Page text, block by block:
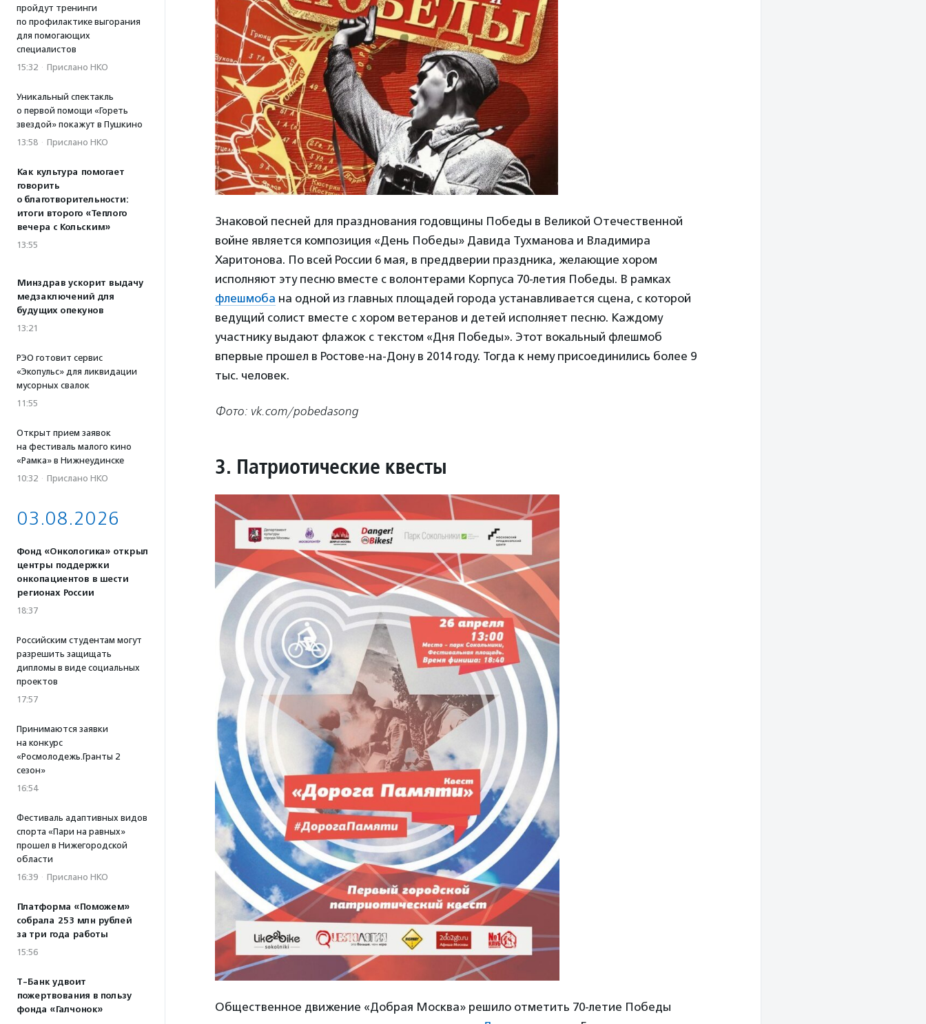
пройдут тренинги
по профилактике выгорания
для помогающих
специалистов
15:32 · Прислано НКО
Уникальный спектакль
о первой помощи «Гореть
звездой» покажут в Пушкино
13:58 · Прислано НКО
Как культура помогает
говорить
о благотворительности:
итоги второго «Теплого
вечера с Кольским»
13:55
Минздрав ускорит выдачу
медзаключений для
будущих опекунов
13:21
РЭО готовит сервис
«Экопульс» для ликвидации
мусорных свалок
11:55
Открыт прием заявок
на фестиваль малого кино
«Рамка» в Нижнеудинске
10:32 · Прислано НКО
03.08.2026
Фонд «Онкологика» открыл
центры поддержки
онкопациентов в шести
регионах России
18:37
Российским студентам могут
разрешить защищать
дипломы в виде социальных
проектов
17:57
Принимаются заявки
на конкурс
«Росмолодежь.Гранты 2
сезон»
16:54
Фестиваль адаптивных видов
спорта «Пари на равных»
прошел в Нижегородской
области
16:39 · Прислано НКО
Платформа «Поможем»
собрала 253 млн рублей
за три года работы
15:56
Т-Банк удвоит
пожертвования в пользу
фонда «Галчонок»
Знаковой песней для празднования годовщины Победы в Великой Отечественной
войне является композиция «День Победы» Давида Тухманова и Владимира
Харитонова. По всей России 6 мая, в преддверии праздника, желающие хором
исполняют эту песню вместе с волонтерами Корпуса 70-летия Победы. В рамках
флешмоба на одной из главных площадей города устанавливается сцена, с которой
ведущий солист вместе с хором ветеранов и детей исполняет песню. Каждому
участнику выдают флажок с текстом «Дня Победы». Этот вокальный флешмоб
впервые прошел в Ростове-на-Дону в 2014 году. Тогда к нему присоединились более 9
тыс. человек.
Фото: vk.com/pobedasong
3. Патриотические квесты
Общественное движение «Добрая Москва» решило отметить 70-летие Победы